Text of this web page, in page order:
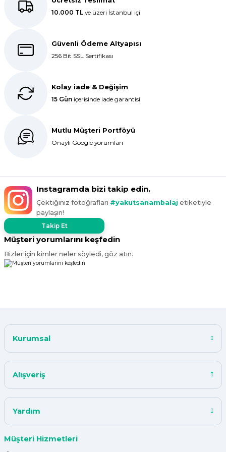
10.000 TL ve üzeri İstanbul içi
Güvenli Ödeme Altyapısı
256 Bit SSL Sertifikası
Kolay iade & Değişim
15 Gün içerisinde iade garantisi
Mutlu Müşteri Portföyü
Onaylı Google yorumları
Instagramda bizi takip edin.
Çektiğiniz fotoğrafları #yakutsanambalaj etiketiyle
paylaşın!
Takip Et
Müşteri yorumlarını keşfedin
Bizler için kimler neler söyledi, göz atın.
Kurumsal
Alışveriş
Yardım
Müşteri Hizmetleri